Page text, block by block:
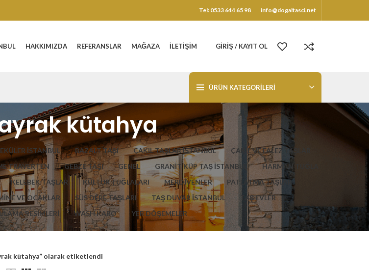
Tel: 0533 644 65 98 info@dogaltasci.net
HAKKIMIZDA REFERANSLAR MAĞAZA İLETIŞIM GIRIŞ / KAYIT OL
ÜRÜN KATEGORILERI
kütahya
İSTANBUL BAZALT TAŞI ÇAKIL TAŞLAR İSTANBUL
ÇAKIL VE FALEZ TAŞLAR
TRAVERTEN GEBZE TAŞI GENEL GRANİT KÜP TAŞ İSTANBUL
HARMAN TUĞLA
KELEBEK TAŞLAR KÜLTÜR TUĞLALARI MERDİVENLER
PATLATMA TAŞLAR
VE OCAKLAR SÜS DERE TAŞLARI TAŞ DUVAR İSTANBUL
TAŞ EVLER
RESİMLERİ WASH KARO YER DÖŞEMELER
kütahya” olarak etiketlendi